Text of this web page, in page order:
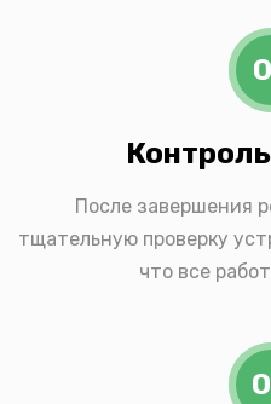
После завершения
тщательную проверку
что все